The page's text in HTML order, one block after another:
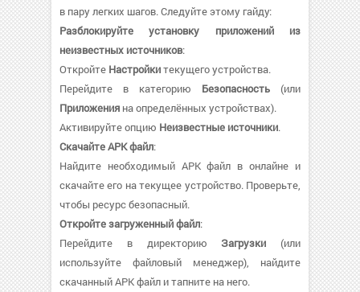
в пару легких шагов. Следуйте этому гайду:
Разблокируйте установку приложений из
неизвестных источников:
Откройте Настройкитекущего устройства.
Перейдите в категорию Безопасность (или
Приложения на определённых устройствах).
Активируйте опцию Неизвестные источники.
Скачайте APK файл:
Найдите необходимый APK файл в онлайне и
скачайте его на текущее устройство. Проверьте,
чтобы ресурс безопасный.
Откройте загруженный файл:
Перейдите в директориюЗагрузки (или
используйте файловый менеджер), найдите
скачанный APK файл и тапните на него.